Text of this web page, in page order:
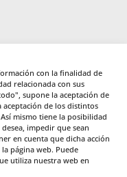
con la finalidad de
relacionada con sus
supone la aceptación de
aceptación de los distintos
mismo tiene la posibilidad
impedir que sean
en cuenta que dicha acción
página web. Puede
utiliza nuestra web en